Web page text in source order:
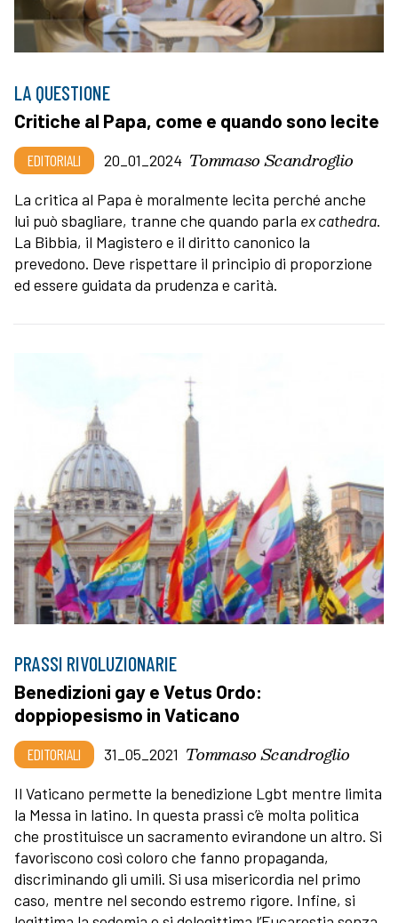
LA QUESTIONE
Critiche al Papa, come e quando sono lecite
EDITORIALI 20_01_2024 Tommaso Scandroglio
La critica al Papa è moralmente lecita perché anche
lui può sbagliare, tranne che quando parla ex cathedra.
La Bibbia, il Magistero e il diritto canonico la
prevedono. Deve rispettare il principio di proporzione
ed essere guidata da prudenza e carità.
PRASSI RIVOLUZIONARIE
Benedizioni gay e Vetus Ordo:
doppiopesismo in Vaticano
EDITORIALI 31_05_2021 Tommaso Scandroglio
Il Vaticano permette la benedizione Lgbt mentre limita
la Messa in latino. In questa prassi c’è molta politica
che prostituisce un sacramento evirandone un altro. Si
favoriscono così coloro che fanno propaganda,
discriminando gli umili. Si usa misericordia nel primo
caso, mentre nel secondo estremo rigore. Infine, si